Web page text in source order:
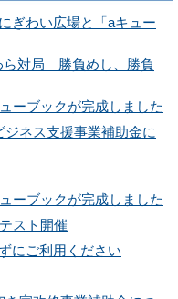
ぎわい広場と「aキュー
ら対局 勝負めし、勝負
ーブックが完成しました
ネス支援事業補助金に
ーブックが完成しました
スト開催
にご利用ください